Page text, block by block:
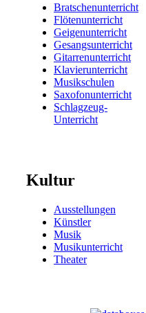
Bratschenunterricht
Flötenunterricht
Geigenunterricht
Gesangsunterricht
Gitarrenunterricht
Klavierunterricht
Musikschulen
Saxofonunterricht
Schlagzeug-
Unterricht
Kultur
Ausstellungen
Künstler
Musik
Musikunterricht
Theater